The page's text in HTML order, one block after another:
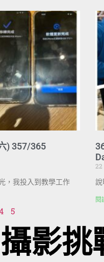
) 357/365
，我投入到教學工作
22
說
閱
5
影挑